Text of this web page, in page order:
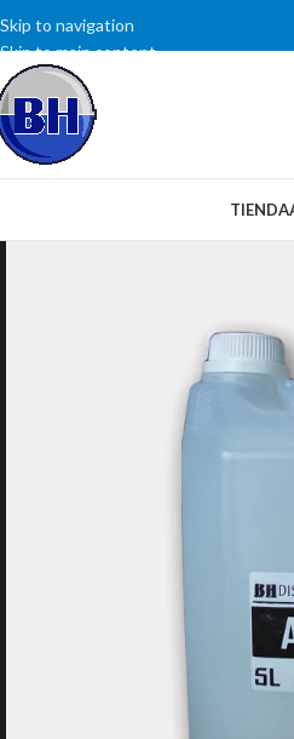
Skip to navigation
Skip to main content
TIENDA